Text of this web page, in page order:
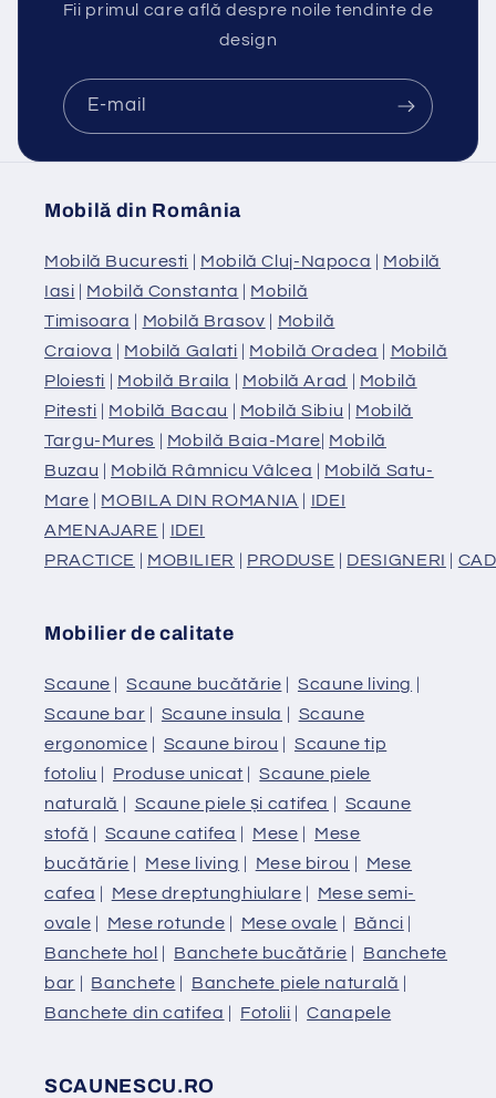
Fii primul care află despre noile tendinte de
design
E-mail
Mobilă din România
Mobilă Bucuresti | Mobilă Cluj-Napoca | Mobilă
Iasi | Mobilă Constanta | Mobilă
Timisoara | Mobilă Brasov | Mobilă
Craiova | Mobilă Galati | Mobilă Oradea | Mobilă
Ploiesti | Mobilă Braila | Mobilă Arad | Mobilă
Pitesti | Mobilă Bacau | Mobilă Sibiu | Mobilă
Targu-Mures | Mobilă Baia-Mare| Mobilă
Buzau | Mobilă Râmnicu Vâlcea | Mobilă Satu-
Mare | MOBILA DIN ROMANIA | IDEI
AMENAJARE | IDEI
PRACTICE | MOBILIER | PRODUSE | DESIGNERI |
Mobilier de calitate
Scaune |Scaune bucătărie | Scaune living |
Scaune bar | Scaune insula | Scaune
ergonomice | Scaune birou | Scaune tip
fotoliu | Produse unicat |Scaune piele
naturală | Scaune piele și catifea | Scaune
stofă | Scaune catifea | Mese | Mese
bucătărie | Mese living | Mese birou | Mese
cafea | Mese dreptunghiulare | Mese semi-
ovale | Mese rotunde | Mese ovale | Bănci |
Banchete hol | Banchete bucătărie | Banchete
bar | Banchete | Banchete piele naturală |
Banchete din catifea | Fotolii |Canapele
SCAUNESCU.RO